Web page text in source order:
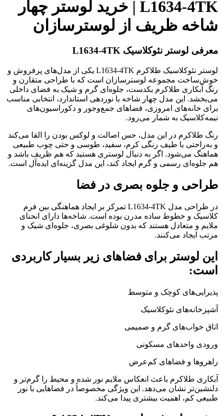
L1634-4TK | خرید لوستر چهار
شاخه ظریف از لوسترسازان
معرفی لوستر نئوکلاسیک L1634-4TK
لوستر نئوکلاسیک طلاکرم L1634-4TK یکی از مدل‌های پرفروش و
خوش‌ساخت مجموعه لوسترسازان است که با طراحی متقارن و
رنگ آبکاری طلاکرم یکدست، جلوه‌ای گرم و شیک به فضای داخلی
می‌بخشد. این مدل چهار شاخه با نوردهی استاندارد، انتخابی مناسب
برای خانه‌های امروزی، فضاهای جمع‌وجور و دکوراسیون‌های
نیمه‌کلاسیک به شمار می‌رود.
رنگ طلاکرم در این مدل، حس اصالت و لوکس بودن را القا می‌کند
و به‌راحتی با طیف رنگی کرم، سفید، طوسی و حتی چوب طبیعی
هماهنگ می‌شود. اگر به دنبال لوستری هستید که هم ظریف باشد و
هم جلوه‌ای رسمی و گرم ایجاد کند، این مدل گزینه‌ای ایده‌آل است.
طراحی و جلوه بصری در فضا
در طراحی مدل L1634-4TK تمرکز بر ایجاد هماهنگی بین فرم
کلاسیک و خطوط ساده مدرن بوده است. شاخه‌ها دارای انحنای
ملایم و متعادل هستند که بدون شلوغی بصری، جلوه‌ای شیک و
مرتب ایجاد می‌کنند.
این لوستر برای فضاهای زیر بسیار کاربردی
است:
پذیرایی‌های کوچک و متوسط
آشپزخانه‌های نئوکلاسیک
اتاق خواب‌های گرم و صمیمی
ورودی واحدهای مسکونی
راهروها و فضاهای کم‌عرض
آبکاری طلاکرم باعث انعکاس ملایم نور شده و محیط را گرم‌تر و
دلنشین‌تر نشان می‌دهد. این ویژگی مخصوصاً در فضاهایی با نور
طبیعی کم، اهمیت بیشتری پیدا می‌کند.